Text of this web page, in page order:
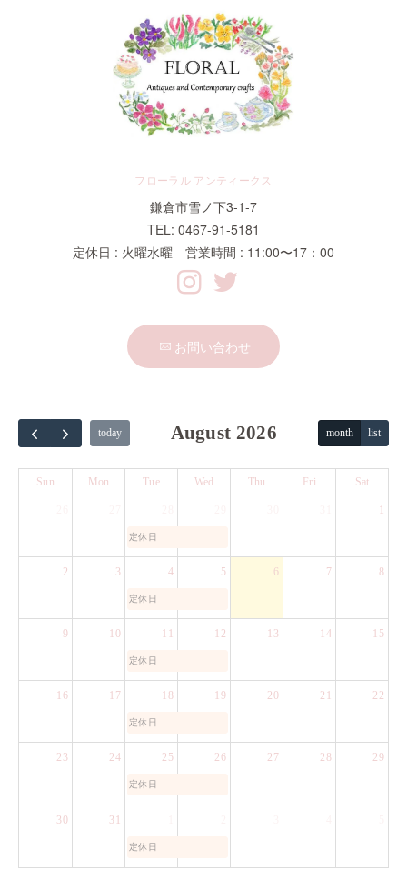
フローラル アンティークス
鎌倉市雪ノ下3-1-7
TEL: 0467-91-5181
定休日 : 火曜水曜 営業時間 : 11:00〜17：00
お問い合わせ
today August 2026 month list
Sun Mon Tue Wed Thu Fri Sat
定休日
1
2 3 4
定休日
5 6 7 8
9 10 11
定休日
12 13 14 15
16 17 18
定休日
19 20 21 22
23 24 25
定休日
26 27 28 29
30 31
定休日